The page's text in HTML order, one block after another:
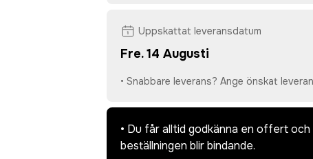
Uppskattat leveransdatum
Fre. 14 Augusti
• Snabbare leverans? Ange önskat
• Du får alltid godkänna en offert och
beställningen blir bindande.